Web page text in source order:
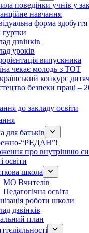
поведінки учнів у
навчання
форма
дзвінків
уроків
випускника
чекає молодь з ТОТ
конкурс
безпеки праці –
до закладу освіти
для батьків
“РЕДАН”!
про внутрішню
освіти
школа
МО Вчителів
Педагогічна освіта
роботи школи
дзвінків
план